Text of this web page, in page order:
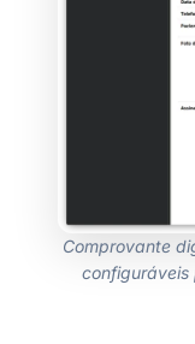
Comprovante
configuráveis